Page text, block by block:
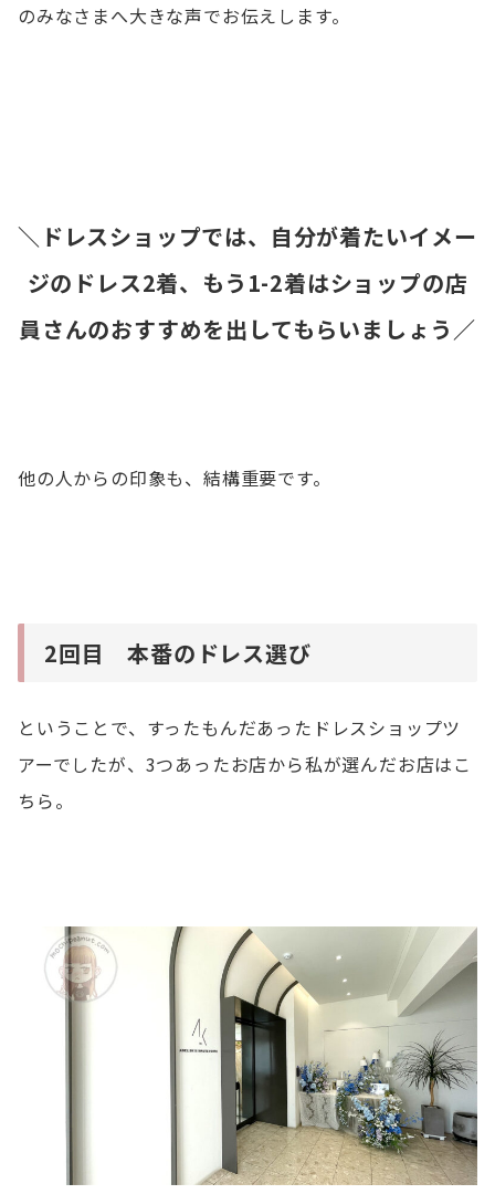
のみなさまへ大きな声でお伝えします。
＼ドレスショップでは、自分が着たいイメー
ジのドレス2着、もう1-2着はショップの店
員さんのおすすめを出してもらいましょう／
他の人からの印象も、結構重要です。
2回目 本番のドレス選び
ということで、すったもんだあったドレスショップツ
アーでしたが、3つあったお店から私が選んだお店はこ
ちら。